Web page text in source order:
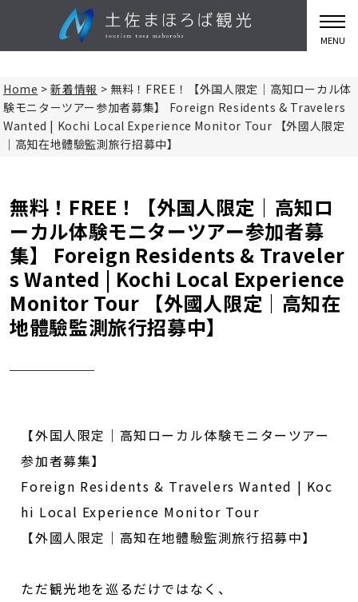
MENU
Home >新着情報 > 無料！FREE！【外国人限定｜高知ローカル体
験モニターツアー参加者募集】 Foreign Residents & Travelers
Wanted | Kochi Local Experience Monitor Tour 【外國人限定
｜高知在地體驗監測旅行招募中】
無料！FREE！【外国人限定｜高知ロ
ーカル体験モニターツアー参加者募
集】 Foreign Residents & Traveler
s Wanted | Kochi Local Experience
Monitor Tour 【外國人限定｜高知在
地體驗監測旅行招募中】
【外国人限定｜高知ローカル体験モニターツアー
参加者募集】
Foreign Residents & Travelers Wanted | Koc
hi Local Experience Monitor Tour
【外國人限定｜高知在地體驗監測旅行招募中】
ただ観光地を巡るだけではなく、